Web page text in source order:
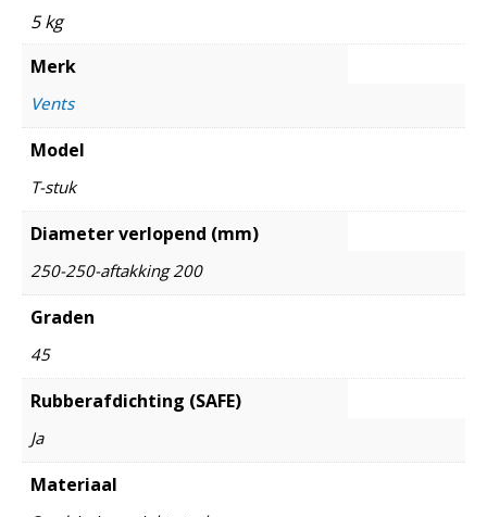
5 kg
Merk
Vents
Model
T-stuk
Diameter verlopend (mm)
250-250-aftakking 200
Graden
45
Rubberafdichting (SAFE)
Ja
Materiaal